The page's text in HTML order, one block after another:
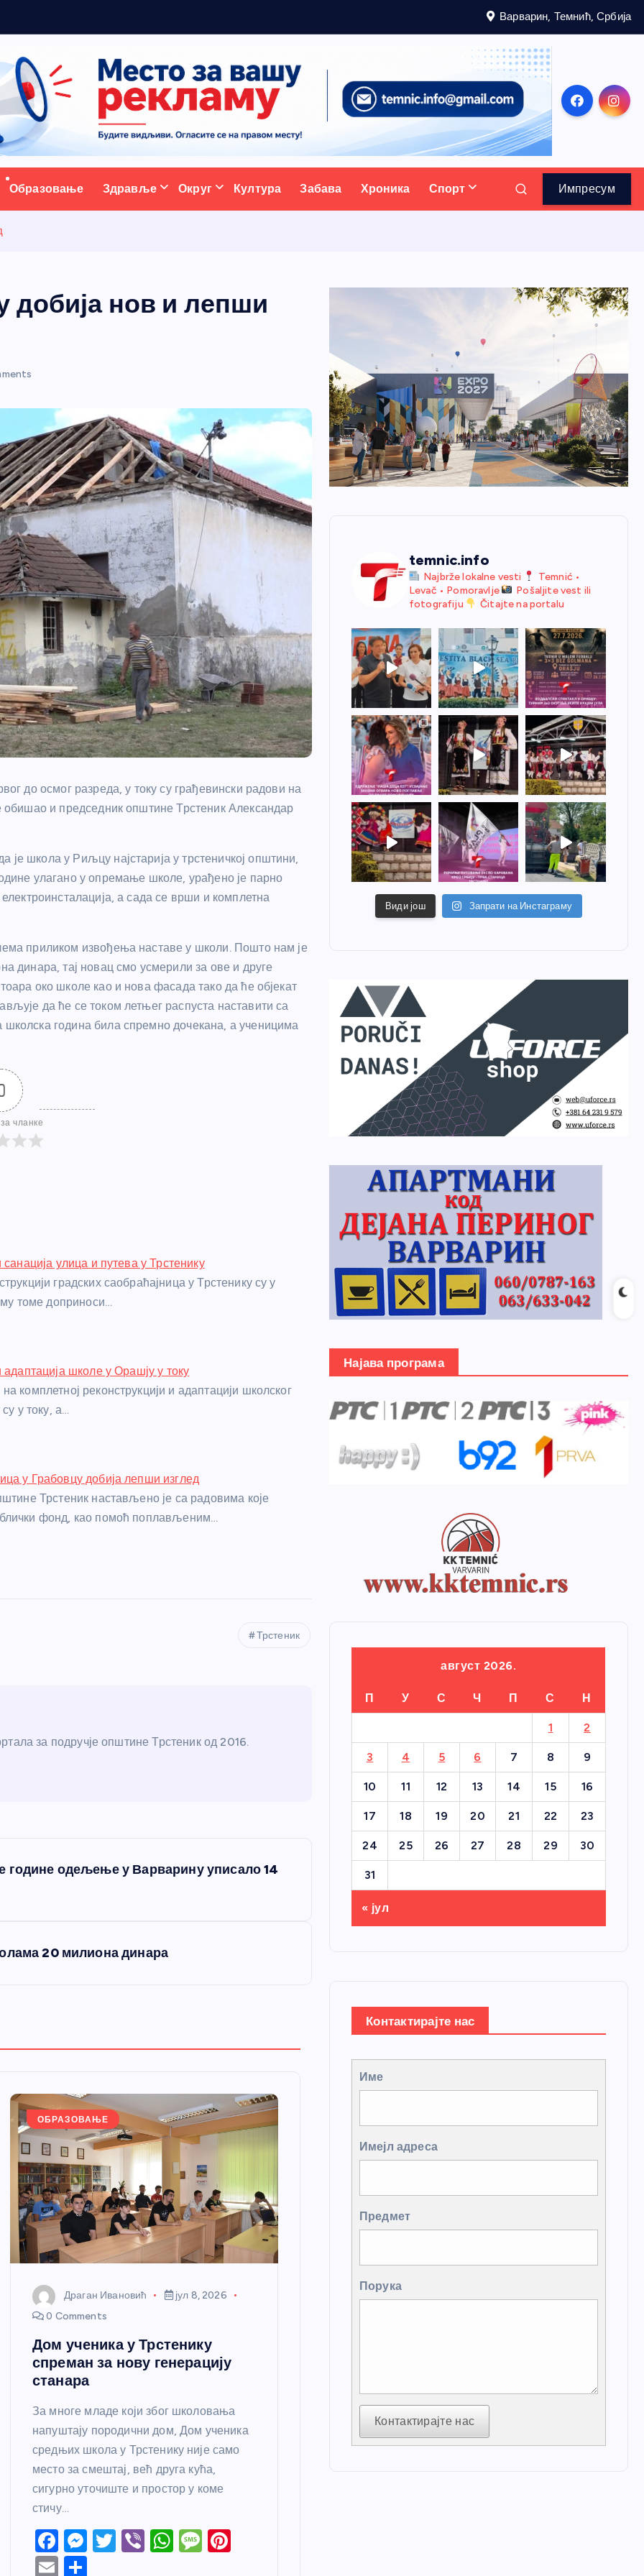
Варварин, Темнић, Србија
портал
Образовање Здравље Округ Култура Забава Хроника Спорт Импресум
добија нов и лепши
до осмог разреда, у току су грађевински радови на
обишао и председник општине Трстеник Александар
школа у Риљцу најстарија у трстеничкој општини,
улагано у опремање школе, урађено је парно
а сада се врши и комплетна
приликом извођења наставе у школи. Пошто нам је
динара, тај новац смо усмерили за ове и друге
око школе као и нова фасада тако да ће објекат
да ће се током летњег распуста наставити са
година била спремно дочекана, а ученицима
чланке
санација улица и путева у Трстенику
градских саобраћајница у Трстенику су у
томе доприноси…
адаптација школе у Орашју у току
комплетној реконструкцији и адаптацији школског
у току, а…
у Грабовцу добија лепши изглед
Трстеник настављено је са радовима које
фонд, као помоћ поплављеним…
Трстеник
за подручје општине Трстеник од 2016.
одељење у Варварину уписало 14
20 милиона динара
ОБРАЗОВАЊЕ
Драган Ивановић
јул 8, 2026
0 Comments
Дом ученика у Трстенику
спреман за нову генерацију
станара
За многе младе који због школовања
напуштају породични дом, Дом ученика
средњих школа у Трстенику није само
место за смештај, већ друга кућа,
сигурно уточиште и простор у коме
стичу…
F
a
M T
Vi W M
E
temnic.info
Najbrže lokalne vesti
Temnić •
Levač • Pomoravlje
Pošaljite vest ili
fotografiju
Čitajte na portalu
Види још Запрати на Инстаграму
Најава програма
август 2026.
П У С Ч П С Н
1 2
3 4 5 6 7 8 9
10 11 12 13 14 15 16
17 18 19 20 21 22 23
24 25 26 27 28 29 30
31
« јул
Контактирајте нас
Име
Имејл адреса
Предмет
Порука
Контактирајте нас